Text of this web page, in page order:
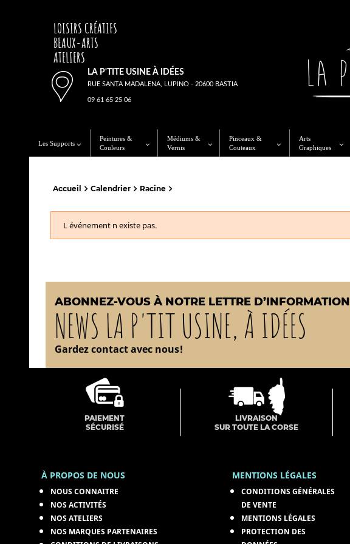
LOISIRS CRÉATIFS
BEAUX-ARTS
ATELIERS
LA P'TITE USINE À IDÉES
RUE SANTA MADALENA, LUPINO - 20600 BASTIA
09 61 65 25 06
Les Supports
Peintures &
Couleurs
Médiums &
Vernis
Pinceaux &
Couteaux
Arts
Graphiques
Accueil Calendrier Racine
L événement n existe pas.
ABONNEZ-VOUS À NOTRE LETTRE D’INFORMATION
NEWS LA P'TIT USINE, À IDÉES
Gardez contact avec nous!
PAIEMENT
SÉCURISÉ
LIVRAISON
SUR TOUTE LA CORSE
À PROPOS DE NOUS
NOUS CONNAITRE
NOS ACTIVITÉS
NOS ATELIERS
NOS MARQUES PARTENAIRES
MENTIONS LÉGALES
CONDITIONS GÉNÉRALES
DE VENTE
MENTIONS LÉGALES
PROTECTION DES